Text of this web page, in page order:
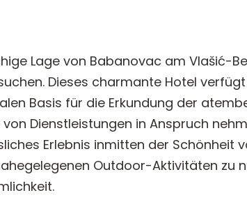
Lage von Babanovac am Vlašić-
Dieses charmante Hotel
Basis für die Erkundung der
Dienstleistungen in Anspruch
Erlebnis inmitten der Schönheit
Outdoor-Aktivitäten zu